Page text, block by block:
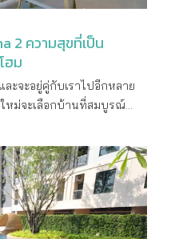
เข้าอยู่ จุดเด่นโครงการ
าะให้มากถึง 4 ห้องนอน 3
ครั้งแรกกับห้องพระ ใน
นล่างที่สามารถปรับเปลี่ยน
บ GOLDEN KITCHEN
เซนทรัล ระบบขนส่ง
ราม 2 , ถนนกาญจนาภิเษก
Square,วัดบ้านไร่
2 ความสุขที่เป็น
ฮม
ว่าได้ โดยมีแบบบ้านให้เลือกถึง 8 แบบทั้งบ้าน 2 ชั้นและ 3 ชั้น ตามพื้นที่ใช้สอยดังต่อไปนี้.. จาก Clubhouse เดินตรงมาบนถนนหลัก กว้าง 13 เมตร จะเป็นประตูเลื่อนชั้นที่ 2 ที่กั้นส่วนอาคารที่พักอาศัยไว้อีกชั้นเพื่อความปลอดภัยอีกระดับนะคะ ระบบรักษาความปลอดภัยจะเป็นแบบ Double gate secuity โดยประตูใหญ่จะถูกเลื่อนจากสัญญาณของ Remote access เหมือน Easypass ของทางด่วนเลยค่ะ ซึ่งจะเห็นว่าภายในโครงการไม่มีเสาไฟมาให้เกะกะสายตาเลย เพราะทางโครงการฝังเสาไฟฟ้าลงดินให้เรียบร้อยแล้ว แบบบ้าน Sane บ้านเดี่ยว 2 ชั้น จำนวน 4 ห้องนอน 4 ห้องน้ำ 1 ห้องแม่บ้าน จอดรถได้ 2 คัน เนื้อที่บ้านเริ่มต้น 52 ตารางวา พื้นที่ใช้สอยเริ่มต้น 232 ตารางเมตร แบบบ้าน Reach บ้านเดี่ยว 2 ชั้น จำนวน 4 ห้องนอน 4 ห้องน้ำ 1 ห้องแม่บ้าน จอดรถได้ 3 คัน เนื้อที่บ้านเริ่มต้น 73 ตารางวา พื้นที่ใช้สอยเริ่มต้น 289 ตารางเมตร แบบบ้าน Quest บ้านเดี่ยว 2 ชั้น จำนวน 4 ห้องนอน 5 ห้องน้ำ 1 ห้องแม่บ้าน จอดรถได้ 3 คัน เนื้อที่บ้านเริ่มต้น 102 ตารางวา พื้นที่ใช้สอยเริ่มต้น 365 ตารางเมตร แบบบ้าน Keen บ้านเดี่ยว 3 ชั้น จำนวน 4 ห้องนอน 4 ห้องน้ำ จอดรถได้ 3 คัน เนื้อที่บ้านเริ่มต้น 50.7 ตารางวา พื้นที่ใช้สอยเริ่มต้น 311 ตารางเมตร แบบบ้าน Niche บ้านเดี่ยว 3 ชั้น จำนวน 4 ห้องนอน 4 ห้องน้ำ 1 ห้องแม่บ้าน จอดรถได้ 2 คัน เนื้อที่บ้านเริ่มต้น 52.5 ตารางวา พื้นที่ใช้สอยเริ่มต้น 317 ตารางเมตร แบบบ้าน Live บ้านเดี่ยว 3 ชั้น จำนวน 4 ห้องนอน 5 ห้องน้ำ 1 ห้องแม่บ้าน จอดรถได้ 3 คัน เนื้อที่บ้านเริ่มต้น 61.3 ตารางวา พื้นที่ใช้สอยเริ่มต้น 357 ตารางเมตร แบบบ้าน Most บ้านเดี่ยว 3 ชั้น จำนวน 4 ห้องนอน 5 ห้องน้ำ 1 ห้องแม่บ้าน จอดรถได้ 3 คัน เนื้อที่บ้านเริ่มต้น 71.2 ตารางวา พื้นที่ใช้สอยเริ่มต้น 418 ตารางเมตร แบบบ้าน Pride บ้านเดี่ยว 3 ชั้น จำนวน 5 ห้องนอน 6 ห้องน้ำ 1 ห้องแม่บ้าน จอดรถได้ 3 คัน มาพร้อมลิฟท์ส่วนตัว และสระว่ายน้ำ เนื้อที่บ้านเริ่มต้น 89.3 ตารางวา พื้นที่ใช้สอยเริ่มต้น 550 ตารางเมตร เปิดประตูบ้านตัวอย่าง สำหรับบ้านตัวอย่างที่เราจะพาไปชมในวันนี้คือแบบ Pride บ้านเดี่ยว 3 ชั้น ที่นับว่าเป็นบ้านขนาดใหญ่ที่สุดของโครงการ ขนาดที่ดิน 89.3 ตารางวา มีพื้นที่ใช้สอยขนาด 550 ตารางเมตร ประกอบด้วย 5 ห้องนอน 6 ห้องน้ำ 1 ห้องแม่บ้าน 3 ที่จอดรถ มาพร้อมลิฟท์ 1 ตัว และสระว่ายน้ำส่วนตัวด้วยค่ะ ถ้าผ่านรั้วบ้านเข้ามาจะเป็นพื้นที่จอดรถและมีพื้นที่สีเขียวรอบบ้านรวมถึงต้นไม้ใหญ่รายล้อมอยู่รอบๆ บริเวณบ้าน ตัวบ้านถูกออกแบบในสไตล์โมเดิร์นลักซ์ชัวรี่ ลักษณะทรงกล่องที่ดูเรียบง่าย โดยเน้นพื้นที่ใช้สอยเป็นหลัก และใช้วัสดุที่แตกต่างกันไม่ว่าจะเป็นผนังฉาบปูนเรียบทาสีขาว กระเบื้องลายไม้และลายหินอ่อนเพื่อเพิ่มความหรูหราและเติมมิติให้แก่ตัวบ้านดูมีรายละเอียดมากยิ่งขึ้น ซึ่งจุดเด่นของแบบบ้าน Pride จะมีบันไดหน้าเฉลียงติดประตูทางเข้าบ้านชั้น 1 เพื่อใช้ขึ้นไปชั้นสระว่ายน้ำที่ชั้น 2 ได้ ข้อดีของการออกแบบบันไดไว้หน้าบ้านแบบนี้ ก็ช่วยเพิ่มความเป็นส่วนตัวได้ดีในระดับหนึ่งเลยนะคะ เพราะเวลามีแขกมาเยี่ยมเยียน สมาชิกก็สามารถเลี่ยงโดยใช้บันไดนี้เข้าสู่ตัวบ้านชั้น 2 ได้ แปลนแบบบ้าน Pride บ้านเดี่ยว 3 ชั้น จำนวน 5 ห้องนอน 6 ห้องน้ำ 1 ห้องแม่บ้าน จอดรถได้ 3 คัน มาพร้อมลิฟท์ส่วนตัว และสระว่ายน้ำ เนื้อที่บ้านเริ่มต้น 89.3 ตารางวา พื้นที่ใช้สอยเริ่มต้น 550 ตารางเมตร บริเวณชั้น 1 นะคะ ตัวบ้านถูกออกแบบอย่างเรียบง่าย ในสไตล์โมเดิร์นลักชัวรี่ โดยใช้รูปทรงเลขาคณิตอย่างสี่เหลี่ยมเป็นองค์ประกอบ จุดเด่นคือมีบันไดที่สามารถขึ้นไปที่ระเบียงชั้น 2 ได้ โดยมีสระว่ายน้ำกรุด้วยหินอ่อนรอบสระ ตัวอาคารตกแต่งตกแต่งด้วยสีขาวตัดด้วยสีวัสดุทั้งจากลายไม้ และหินอ่อน ทำให้ตัวบ้านดูหรูหราและสง่างาม บริเวณหน้าบ้านจะมีทางเข้าด้วยกันสองทางคือจากประตูบานไม้ และทางบันไดหินอ่อนจากหน้าบ้านขึ้นไปที่ข้างสระว่ายน้ำชั้น 2 พื้นส่วนลานจอดรถแยกโครงสร้างกับตัวบ้านนะคะ จึงไม่ต้องกังวลว่าจะมีรอยร้าวหรือรอยแยกออกมาจากตัวบ้านในระยะยาว ซึ่งสามารถจอดรถได้ 3 คัน สวนข้างลานจอดรถฝั่งขวามือของบ้านตัวอย่าง ทางโครงการได้ทำการปูหญ้า จัดสวน และวางแผ่นหินและรั้วพุ่มไม้เป็นทางเดินไปสวนข้างบ้านมาให้ดูเป็นไอเดีย เปิดประตูบ้านเข้ามาจะเป็นโถงทางเข้าตรงยาวเข้าไปเลยนะคะ ซึ่งทางโครงการได้ Built in ตู้เก็บของพร้อมที่นั่งใส่รองเท้ามาให้ดูเป็นตัวอย่าง มุมมองกลับมาจะเห็นว่ามือจับประตูบ้านนั้นเป็นแบบ Digital Door Lock ช่วยเพิ่มความปลอดภัยและความสะดวกคนในบ้านได้ดีทีเดียวค่ะ สำหรับพื้นส่วนนี้จะถูกลดระดับลงมาจากพื้นบ้านชั้น 1 เพื่อช่วยกันฝุ่นเข้าสู่ตัวบ้านนะคะ จากทางเดินเข้ามาจะเป็นส่วนของโถงกลางที่มีเพดานสูงถึง 3 เมตรเลยนะคะ ทำให้ดูโปร่งโล่งสบาย ซึ่งทางโครงการตกแต่งส่วนนี้เป็นตัวอย่าง โดยจัดให้เป็นครัวแบบฝรั่ง ที่มีเคาน์เตอร์สำหรับนั่งรับประทานอาหารและไอส์แลนด์เตรียมอาคารไว้ตรงกลาง ก่อนจะต่อเนื่องไปยังโต๊ะรับประทานอาหาร และส่วนของ Pantry ไอส์แลนด์จะมาพร้อมที่เก็บของด้านล่างด้วยนะคะ พื้นที่ตรงกลางมีขนาดกว้างพอสำหรับวางชุดโต๊ะรับประทานอาหารแบบโต๊ะกลมสำหรับ 8 ที่นั่ง ซึ่งสามารถเดินได้โดยรอบสบายๆ Pantry ถูกจัดฟังก์ชั่นแบบตัวแอล (L) ยาวขนานไปกับผนังฝั่งหนึ่ง ซึ่